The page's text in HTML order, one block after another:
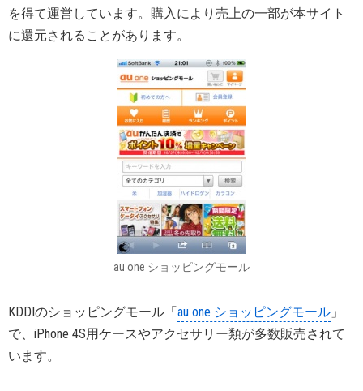
を得て運営しています。購入により売上の一部が本サイト
に還元されることがあります。
au one ショッピングモール
KDDIのショッピングモール「au one ショッピングモール 」
で、iPhone 4S用ケースやアクセサリー類が多数販売されて
います。